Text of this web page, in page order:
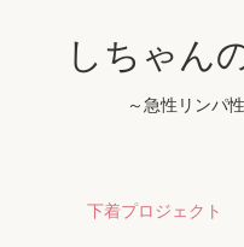
しちゃん
～急性リンパ
下着プロジェクト